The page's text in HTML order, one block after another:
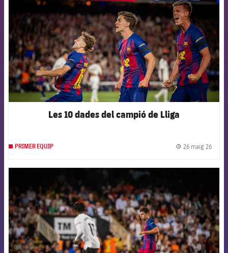
Les 10 dades del campió de Lliga
PRIMER EQUIP 26 maig 26
FCB Barcelona badge